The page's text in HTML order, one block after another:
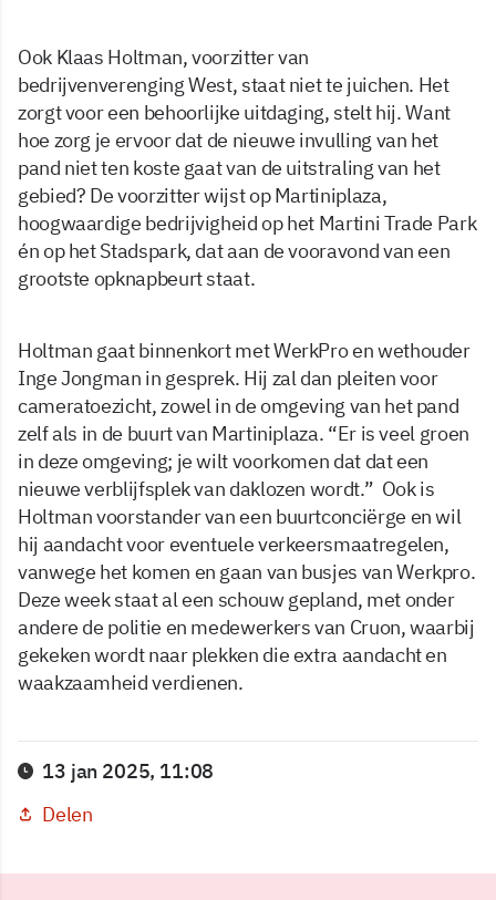
Ook Klaas Holtman, voorzitter van
bedrijvenverenging West, staat niet te juichen. Het
zorgt voor een behoorlijke uitdaging, stelt hij. Want
hoe zorg je ervoor dat de nieuwe invulling van het
pand niet ten koste gaat van de uitstraling van het
gebied? De voorzitter wijst op Martiniplaza,
hoogwaardige bedrijvigheid op het Martini Trade Park
én op het Stadspark, dat aan de vooravond van een
grootste opknapbeurt staat.
Holtman gaat binnenkort met WerkPro en wethouder
Inge Jongman in gesprek. Hij zal dan pleiten voor
cameratoezicht, zowel in de omgeving van het pand
zelf als in de buurt van Martiniplaza. “Er is veel groen
in deze omgeving; je wilt voorkomen dat dat een
nieuwe verblijfsplek van daklozen wordt.” Ook is
Holtman voorstander van een buurtconciërge en wil
hij aandacht voor eventuele verkeersmaatregelen,
vanwege het komen en gaan van busjes van Werkpro.
Deze week staat al een schouw gepland, met onder
andere de politie en medewerkers van Cruon, waarbij
gekeken wordt naar plekken die extra aandacht en
waakzaamheid verdienen.
13 jan 2025, 11:08
Delen